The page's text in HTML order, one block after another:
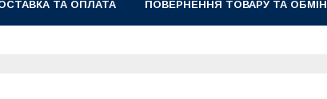
ТА ОПЛАТА ПОВЕРНЕННЯ ТОВАРУ ТА ОБМІН